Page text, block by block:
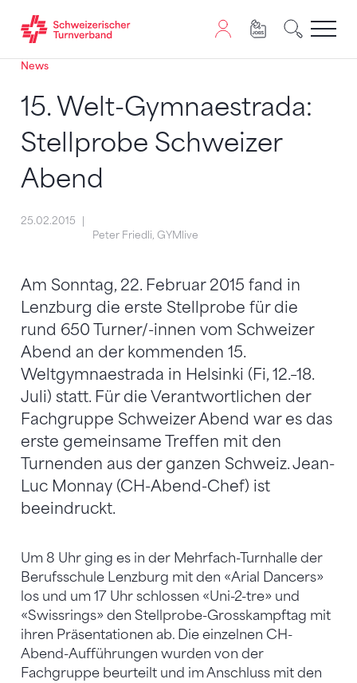
Zum Inhalt springen
Zur Sitemap navigieren
Zum Navigieren dieser Seite wird JavaScript benötigt.
News
15. Welt-Gymnaestrada:
Stellprobe Schweizer
Abend
25.02.2015
Peter Friedli, GYMlive
Am Sonntag, 22. Februar 2015 fand in
Lenzburg die erste Stellprobe für die
rund 650 Turner/-innen vom Schweizer
Abend an der kommenden 15.
Weltgymnaestrada in Helsinki (Fi, 12.–18.
Juli) statt. Für die Verantwortlichen der
Fachgruppe Schweizer Abend war es das
erste gemeinsame Treffen mit den
Turnenden aus der ganzen Schweiz. Jean-
Luc Monnay (CH-Abend-Chef) ist
beeindruckt.
Um 8 Uhr ging es in der Mehrfach-Turnhalle der
Berufsschule Lenzburg mit den «Arial Dancers»
los und um 17 Uhr schlossen «Uni-2-tre» und
«Swissrings» den Stellprobe-Grosskampftag mit
ihren Präsentationen ab. Die einzelnen CH-
Abend-Aufführungen wurden von der
Fachgruppe beurteilt und im Anschluss mit den